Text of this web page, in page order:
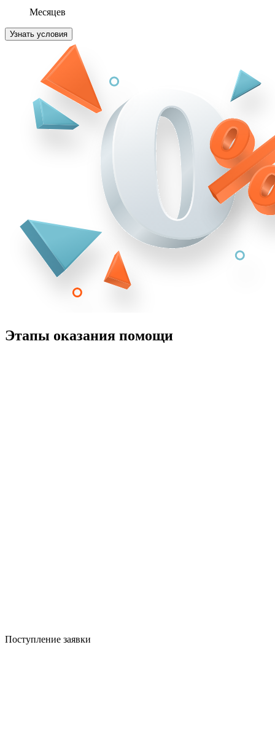
Месяцев
Узнать условия
Этапы оказания помощи
Поступление заявки